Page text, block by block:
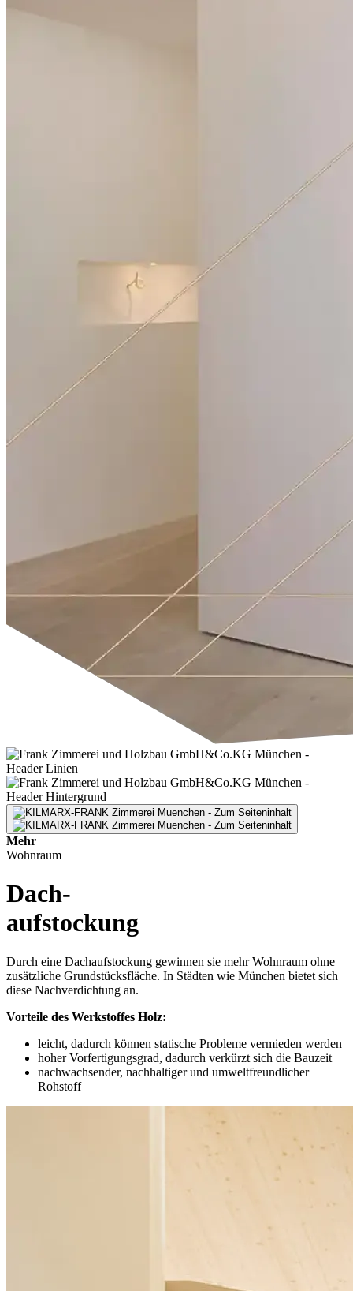
Mehr
Wohnraum
Dach-
aufstockung
Durch eine Dachaufstockung gewinnen sie mehr Wohnraum ohne
zusätzliche Grundstücksfläche. In Städten wie München bietet sich
diese Nachverdichtung an.
Vorteile des Werkstoffes Holz:
leicht, dadurch können statische Probleme vermieden werden
hoher Vorfertigungsgrad, dadurch verkürzt sich die Bauzeit
nachwachsender, nachhaltiger und umweltfreundlicher
Rohstoff